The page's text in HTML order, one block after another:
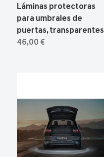
Láminas protectoras
para umbrales de
puertas, transparentes
46,00 €